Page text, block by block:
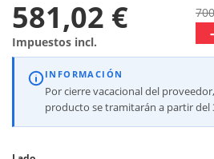
581,02 €
Impuestos incl.
INFORMACIÓN
Por cierre vacacional del
producto se tramitarán a partir del